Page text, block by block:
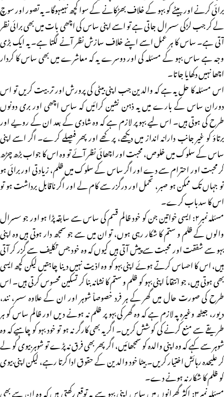
برائی کرنے اور بیٹے کو بہو کے خلاف بھڑکانے کے سوا کچھ نہیںہوگا۔ یہ تصور اور سوچ
لے کر جب لڑکی سسرال جاتی ہے تو اسے اپنی ساس کی اچھی بات میں بھی برائی نظر
آتی ہے۔ ساس کا ہر عمل اسے اپنے خلاف سازش نظر آنے لگتا ہے۔ یہ ایک بڑی
وجہ ہے ساس بہو کے مسئلہ کی اور دوسرے یہ کہ معاشرے میں بھی ساس کا کردار
اچھا نہیں دکھایا جاتا۔
اس مسئلہ کا حل یہ ہے کہ والدین جب اپنی بیٹی کی پرورش اور تربیت کریں تو اس
دوران ساس کے بارے میں یہ ذہن نشین کرائیں کہ ساس اچھی اور بری دونوں
طرح کی ہوتی ہیں۔ اس لیے بہو پر لازم ہے کہ وہ شادی کے بعد ان کے رویے اور
برتاؤ کو غیر جانب دارانہ انداز میں دیکھے، پرکھے اور پھر فیصلے کرے۔ اگر اسے اپنی
ساس کے سلوک میں خلوص، محبت اور اچھائی نظر آئے تو وہ اس کا جواب بڑھ چڑھ
کر محبت اور احترام سے دے اور اگر ساس کے سلوک میں ظلم، زیادتی اور برائی ہو
تو جہاں تک ممکن ہو صبر، تحمل اور درگزر سے کام لے اور اگر ناقابل برداشت ہو تو
اس کا سدباب کرے۔
مسئلہ نمبر۲: ایسی خواتین جن کو خود ظالم قسم کی ساس سے سابقہ پڑا ہو اور جو سسرال
والوں کے ظلم و ستم کا شکار رہی ہوں، تو ان میں سے جو سمجھ دار ہوتی ہیں وہ اپنی
بہو سے شفقت اور محبت سے پیش آتی ہیں کیوں کہ وہ خود جس تکلیف سے گزر کر آتی
ہیں، اس کا احساس کرتے ہوئے اپنی بہو کو وہ اذیت نہیں دینا چاہتیں لیکن کچھ ایسی
بھی ہوتی ہیں، جو انتقاماً اپنی بہو کو ظلم و ستم کا نشانہ بنا کر تسکین محسوس کرتی ہیں۔ اس
طرح کی صورت حال میں گھر کے ہر فرد خصوصاْ شوہر اور ان کے علاوہ سسر، نند،
دیور، جیٹھ وغیرہ پہ لازم ہے کہ وہ گھر کی بہو پر ظلم نہ ہونے دیں اور ظالم ساس کو ہر
طریقے سے منع کرنے کی کوشش کریں۔ اگر یہ بھی کارگر نہ ہو تو خود بہو کو چاہیے کہ وہ
شوہر سے کہے کہ وہ اپنی والدہ کو سمجھائیں، اگر پھر بھی فرق نہ پڑے تو شوہر بیوی کو لے
کر علیحدہ رہائش اختیار کریں۔ بیٹا خود والدین کے حقوق ادا کرتا رہے، لیکن اپنی بیوی
کو ظلم کا شکار نہ ہونے دے۔
مسئلہ نمبر۳: اکثر گھرانوں میں ساس اپنی بہو سے یہ توقع رکھتی ہیں کہ وہ ان سے بھی